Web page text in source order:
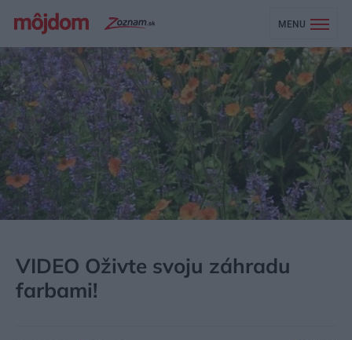
MENU
VIDEO Oživte svoju záhradu
farbami!